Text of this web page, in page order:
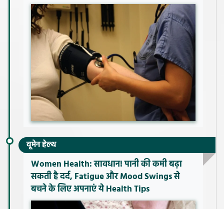
वूमेन हेल्थ
Women Health: सावधान! पानी की कमी बढ़ा
सकती है दर्द, Fatigue और Mood Swings से
बचने के लिए अपनाएं ये Health Tips